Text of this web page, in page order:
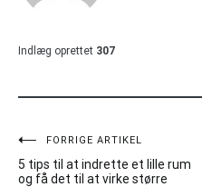
Indlæg oprettet 307
Indlægsnavigation
FORRIGE ARTIKEL
5 tips til at indrette et lille rum
og få det til at virke større